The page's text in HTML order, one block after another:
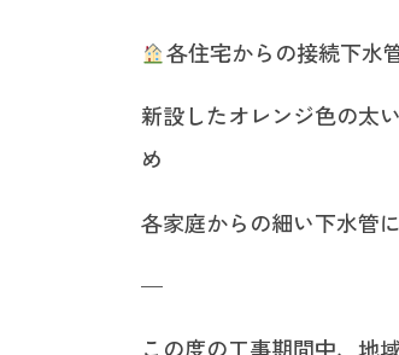
各住宅からの接続下水
新設したオレンジ色の太
め
各家庭からの細い下水管
—
この度の工事期間中、地